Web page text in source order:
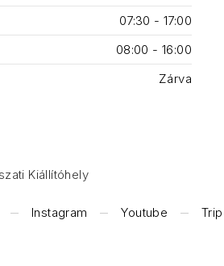
07:30 - 17:00
08:00 - 16:00
Zárva
Kiállítóhely
Instagram Youtube